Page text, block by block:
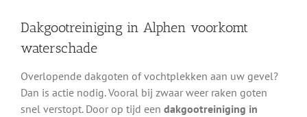
Dakgootreiniging in Alphen voorkomt
waterschade
Overlopende dakgoten of vochtplekken aan uw gevel?
Dan is actie nodig. Vooral bij zwaar weer raken goten
snel verstopt. Door op tijd een dakgootreiniging in